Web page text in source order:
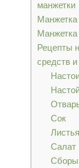
манжетки
Манжетка
Рецепты
средств
Сок
Листья
Салат
Сборы